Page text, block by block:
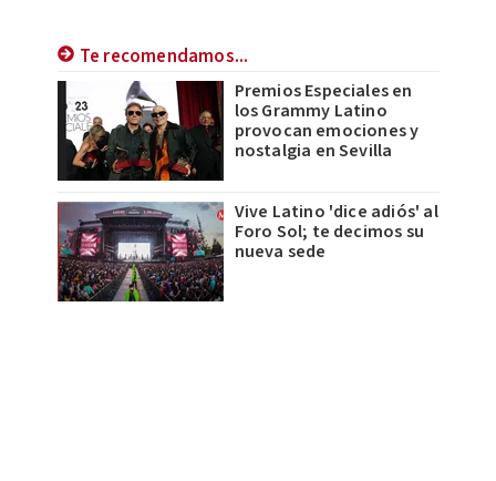
Te recomendamos...
Premios Especiales en
los Grammy Latino
provocan emociones y
nostalgia en Sevilla
Vive Latino 'dice adiós' al
Foro Sol; te decimos su
nueva sede